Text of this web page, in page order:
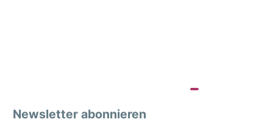
Newsletter abonnieren